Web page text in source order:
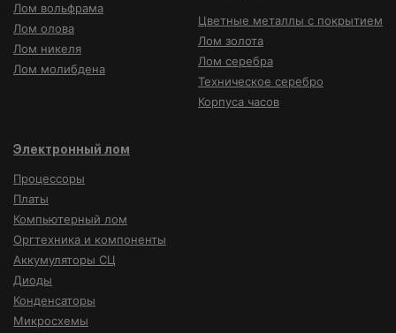
Лом вольфрама
Лом олова
Лом никеля
Лом молибдена
Цветные металлы с покрытием
Лом золота
Лом серебра
Техническое серебро
Корпуса часов
Электронный лом
Процессоры
Платы
Компьютерный лом
Оргтехника и компоненты
Аккумуляторы СЦ
Диоды
Конденсаторы
Микросхемы